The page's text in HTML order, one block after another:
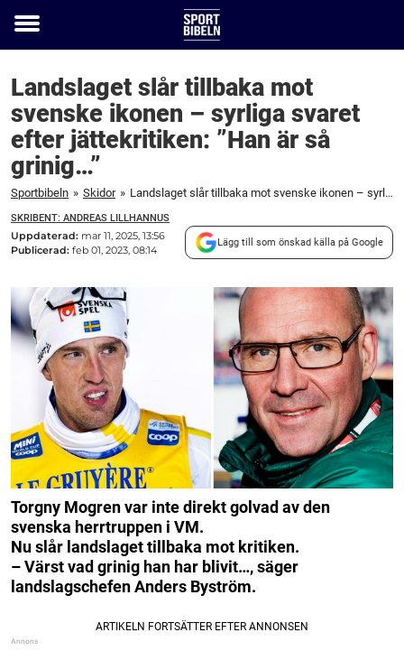
Toggle
Landslaget slår tillbaka mot
svenske ikonen – syrliga svaret
efter jättekritiken: ”Han är så
grinig…”
Sportbibeln » Skidor » Landslaget slår tillbaka mot svenske ikonen – syrliga svaret efter jättekritiken: ”Han är så grinig…”
SKRIBENT: ANDREAS LILLHANNUS
Uppdaterad: mar 11, 2025, 13:56
Publicerad: feb 01, 2023, 08:14
Lägg till som önskad källa på Google
Torgny Mogren var inte direkt golvad av den
svenska herrtruppen i VM.
Nu slår landslaget tillbaka mot kritiken.
– Värst vad grinig han har blivit…, säger
landslagschefen Anders Byström.